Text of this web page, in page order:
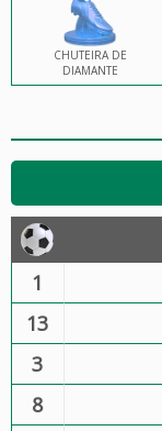
CHUTEIRA DE
DIAMANTE
1
13
3
8